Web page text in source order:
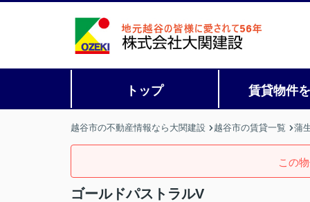
トップ 賃貸物件
越谷市の不動産情報なら大関建設 越谷市の賃貸一覧 蒲
この
ゴールドパストラルV